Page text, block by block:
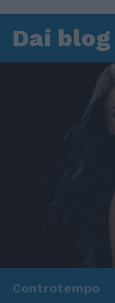
Dai blog
Controtempo